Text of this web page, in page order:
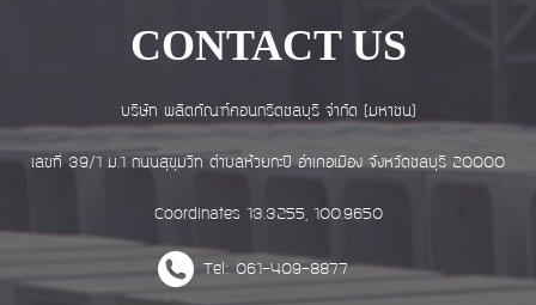
CONTACT US
บริษัท ผลิตภัณฑ์คอนกรีตชลบุรี จำกัด (มหาชน)
เลขที่ 39/1 ม.1 ถนนสุขุมวิท ตำบลห้วยกะปิ อำเภอเมือง จังหวัดชลบุรี 20000
Coordinates 13.3255, 100.9650
Tel: 061-409-8877